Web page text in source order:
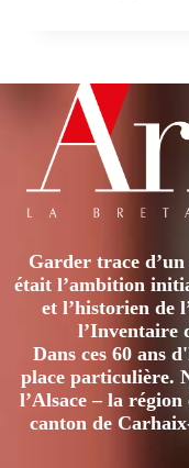
Garder trace
était l’ambition
et l’historien de
l’Inventaire
Dans ces 60 ans
place particulière.
l’Alsace – la
canton de